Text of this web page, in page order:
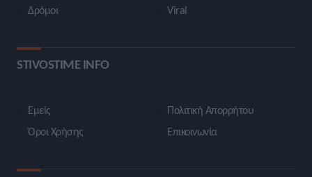
Δρόμοι
Viral
STIVOSTIME INFO
Εμείς
Όροι Χρήσης
Πολιτική Απορρήτου
Επικοινωνία